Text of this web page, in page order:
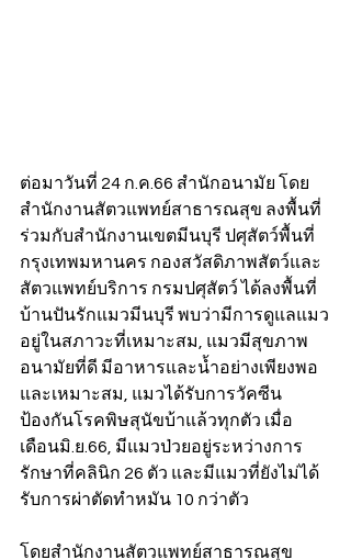
ต่อมาวันที่ 24 ก.ค.66 สำนักอนามัย โดย
สำนักงานสัตวแพทย์สาธารณสุข ลงพื้นที่
ร่วมกับสำนักงานเขตมีนบุรี ปศุสัตว์พื้นที่
กรุงเทพมหานคร กองสวัสดิภาพสัตว์และ
สัตวแพทย์บริการ กรมปศุสัตว์ ได้ลงพื้นที่
บ้านปันรักแมวมีนบุรี พบว่ามีการดูแลแมว
อยู่ในสภาวะที่เหมาะสม, แมวมีสุขภาพ
อนามัยที่ดี มีอาหารและน้ำอย่างเพียงพอ
และเหมาะสม, แมวได้รับการวัคซีน
ป้องกันโรคพิษสุนัขบ้าแล้วทุกตัว เมื่อ
เดือนมิ.ย.66, มีแมวป่วยอยู่ระหว่างการ
รักษาที่คลินิก 26 ตัว และมีแมวที่ยังไม่ได้
รับการผ่าตัดทำหมัน 10 กว่าตัว
โดยสำนักงานสัตวแพทย์สาธารณสุข